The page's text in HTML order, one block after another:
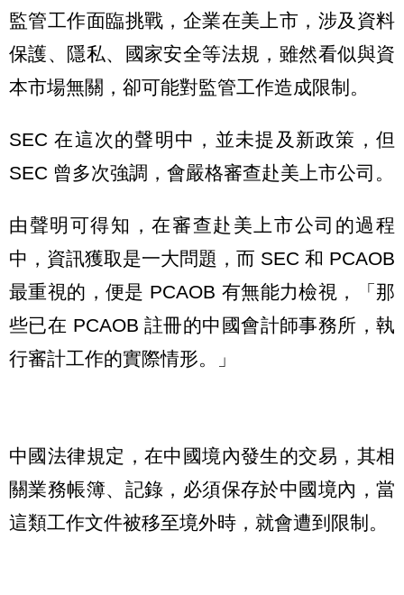
監管工作面臨挑戰，企業在美上市，涉及資料
保護、隱私、國家安全等法規，雖然看似與資
本市場無關，卻可能對監管工作造成限制。
SEC 在這次的聲明中，並未提及新政策，但
SEC 曾多次強調，會嚴格審查赴美上市公司。
由聲明可得知，在審查赴美上市公司的過程
中，資訊獲取是一大問題，而 SEC 和 PCAOB
最重視的，便是 PCAOB 有無能力檢視，「那
些已在 PCAOB 註冊的中國會計師事務所，執
行審計工作的實際情形。」
中國法律規定，在中國境內發生的交易，其相
關業務帳簿、記錄，必須保存於中國境內，當
這類工作文件被移至境外時，就會遭到限制。